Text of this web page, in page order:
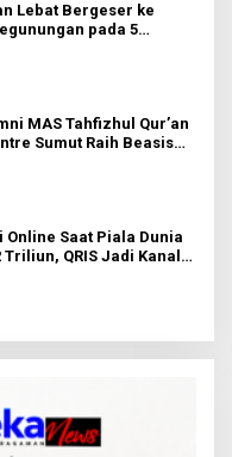
Lebat Bergeser ke
pada 5
MAS Tahfizhul Qur’an
Sumut Raih Beasiswa
Online Saat Piala Dunia
Triliun, QRIS Jadi Kanal